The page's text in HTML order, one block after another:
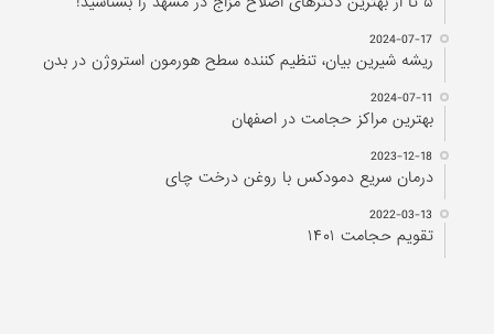
2024-07-17
ریشه شیرین بیان، تنظیم کننده سطح هورمون استروژن در بدن
2024-07-11
بهترین مراکز حجامت در اصفهان
2023-12-18
درمان سریع دمودکس با روغن درخت چای
2022-03-13
تقویم حجامت ۱۴۰۱